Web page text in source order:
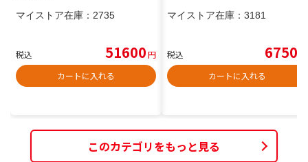
マイストア在庫： 2735
税込 51600円
カートに入れる
マイストア在庫： 3181
税込 6750
カートに入れる
このカテゴリをもっと見る